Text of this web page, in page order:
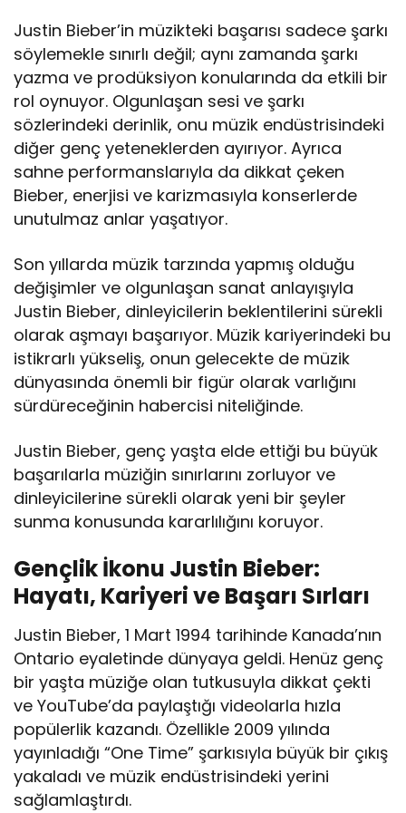
Justin Bieber’in müzikteki başarısı sadece şarkı
söylemekle sınırlı değil; aynı zamanda şarkı
yazma ve prodüksiyon konularında da etkili bir
rol oynuyor. Olgunlaşan sesi ve şarkı
sözlerindeki derinlik, onu müzik endüstrisindeki
diğer genç yeteneklerden ayırıyor. Ayrıca
sahne performanslarıyla da dikkat çeken
Bieber, enerjisi ve karizmasıyla konserlerde
unutulmaz anlar yaşatıyor.
Son yıllarda müzik tarzında yapmış olduğu
değişimler ve olgunlaşan sanat anlayışıyla
Justin Bieber, dinleyicilerin beklentilerini sürekli
olarak aşmayı başarıyor. Müzik kariyerindeki bu
istikrarlı yükseliş, onun gelecekte de müzik
dünyasında önemli bir figür olarak varlığını
sürdüreceğinin habercisi niteliğinde.
Justin Bieber, genç yaşta elde ettiği bu büyük
başarılarla müziğin sınırlarını zorluyor ve
dinleyicilerine sürekli olarak yeni bir şeyler
sunma konusunda kararlılığını koruyor.
Gençlik İkonu Justin Bieber:
Hayatı, Kariyeri ve Başarı Sırları
Justin Bieber, 1 Mart 1994 tarihinde Kanada’nın
Ontario eyaletinde dünyaya geldi. Henüz genç
bir yaşta müziğe olan tutkusuyla dikkat çekti
ve YouTube’da paylaştığı videolarla hızla
popülerlik kazandı. Özellikle 2009 yılında
yayınladığı “One Time” şarkısıyla büyük bir çıkış
yakaladı ve müzik endüstrisindeki yerini
sağlamlaştırdı.